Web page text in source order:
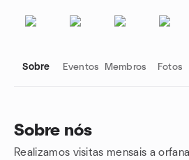
Sobre Eventos Membros Fotos
Sobre nós
Realizamos visitas mensais a